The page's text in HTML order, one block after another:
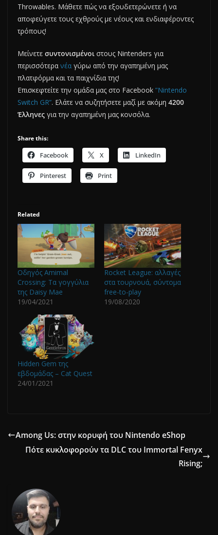
Throwables. Μάθετε πώς να εξουδετερώνετε ή να
αποφεύγετε τους εχθρούς με νέους και ενδιαφέροντες
τρόπους!
Μείνετε συντονισμένοι στους Nintenders για
περισσότερα νέα γύρω από την αγαπημένη μας
πλατφόρμα και τα παιχνίδια της!
Επισκεφτείτε την ομάδα μας στο Facebook ”Nintendo
Switch GR”. Ελάτε να συζητήσετε μαζί με ακόμη 4200
Έλληνες για την αγαπημένη μας κονσόλα.
Share this:
Facebook X LinkedIn
Pinterest Print
Related
Οδηγός Amimal
Crossing: Τα γογγύλια
της Daisy Mae
19/04/2021
Rocket League: αλλαγές
στα τουρνουά, σύντομα
free-to-play
19/08/2020
Hidden Gem της
εβδομάδας – Cat Quest
24/01/2021
Among Us: στην κορυφή του Nintendo eShop
Πότε κυκλοφορούν τα DLC του Immortal Fenyx
Rising;